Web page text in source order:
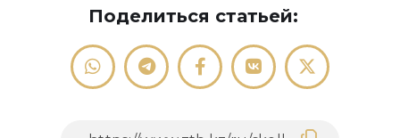
Поделиться статьей: